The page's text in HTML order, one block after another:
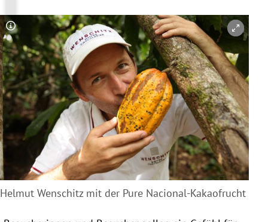
Copyright-Hinweis öffnen/schließen
Helmut Wenschitz mit der Pure Nacional-Kakaofrucht